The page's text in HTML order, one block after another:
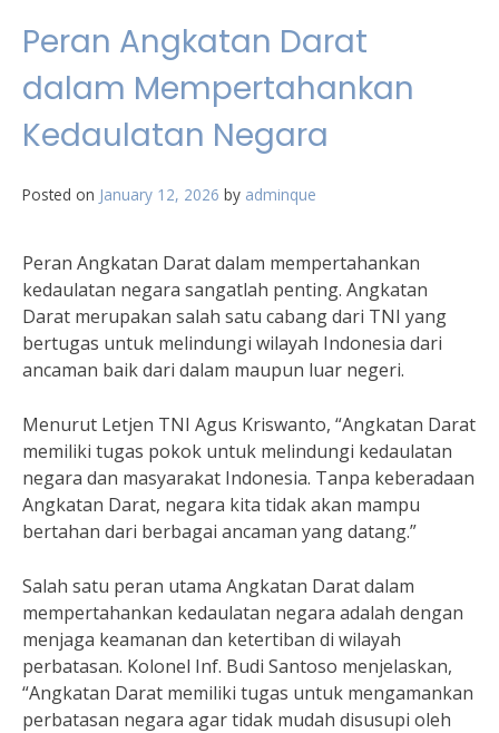
Peran Angkatan Darat
dalam Mempertahankan
Kedaulatan Negara
Posted on January 12, 2026 by adminque
Peran Angkatan Darat dalam mempertahankan
kedaulatan negara sangatlah penting. Angkatan
Darat merupakan salah satu cabang dari TNI yang
bertugas untuk melindungi wilayah Indonesia dari
ancaman baik dari dalam maupun luar negeri.
Menurut Letjen TNI Agus Kriswanto, “Angkatan Darat
memiliki tugas pokok untuk melindungi kedaulatan
negara dan masyarakat Indonesia. Tanpa keberadaan
Angkatan Darat, negara kita tidak akan mampu
bertahan dari berbagai ancaman yang datang.”
Salah satu peran utama Angkatan Darat dalam
mempertahankan kedaulatan negara adalah dengan
menjaga keamanan dan ketertiban di wilayah
perbatasan. Kolonel Inf. Budi Santoso menjelaskan,
“Angkatan Darat memiliki tugas untuk mengamankan
perbatasan negara agar tidak mudah disusupi oleh